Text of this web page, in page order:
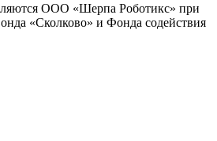
ООО «Шерпа Роботикс» при
«Сколково» и Фонда содействия